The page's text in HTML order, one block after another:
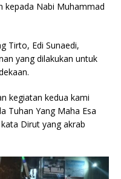
kepada Nabi Muhammad
Tirto, Edi Sunaedi,
yang dilakukan untuk
kegiatan kedua kami
Tuhan Yang Maha Esa
Dirut yang akrab